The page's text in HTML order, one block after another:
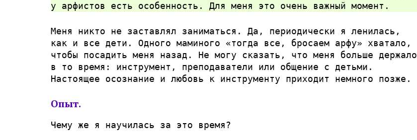
у арфистов есть особенность. Для меня это очень важный момент.
Меня никто не заставлял заниматься. Да, периодически я ленилась,
как и все дети. Одного маминого «тогда все, бросаем арфу» хватало,
чтобы посадить меня назад. Не могу сказать, что меня больше держало
в то время: инструмент, преподаватели или общение с детьми.
Настоящее осознание и любовь к инструменту приходит немного позже.
Опыт.
Чему же я научилась за это время?